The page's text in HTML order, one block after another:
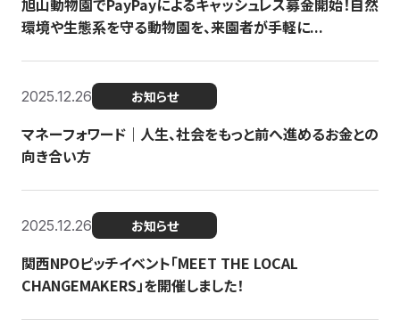
旭山動物園でPayPayによるキャッシュレス募金開始！自然
環境や生態系を守る動物園を、来園者が手軽に...
2025.12.26 お知らせ
マネーフォワード｜人生、社会をもっと前へ進めるお金との
向き合い方
2025.12.26 お知らせ
関西NPOピッチイベント「MEET THE LOCAL
CHANGEMAKERS」を開催しました！